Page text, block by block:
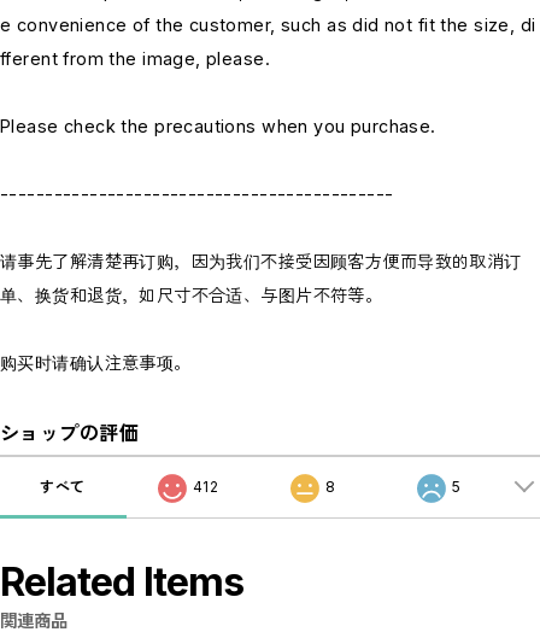
e convenience of the customer, such as did not fit the size, di
fferent from the image, please.
Please check the precautions when you purchase.
--------------------------------------------
请事先了解清楚再订购，因为我们不接受因顾客方便而导致的取消订
单、换货和退货，如尺寸不合适、与图片不符等。
购买时请确认注意事项。
ショップの評価
すべて 412 8 5
Related Items
関連商品